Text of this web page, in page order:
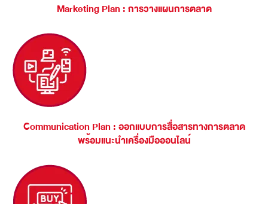
Marketing Plan : การวางแผนการตลาด
Communication Plan : ออกแบบการสื่อสารทางการตลาด
พร้อมแนะนำเครื่องมือออนไลน์